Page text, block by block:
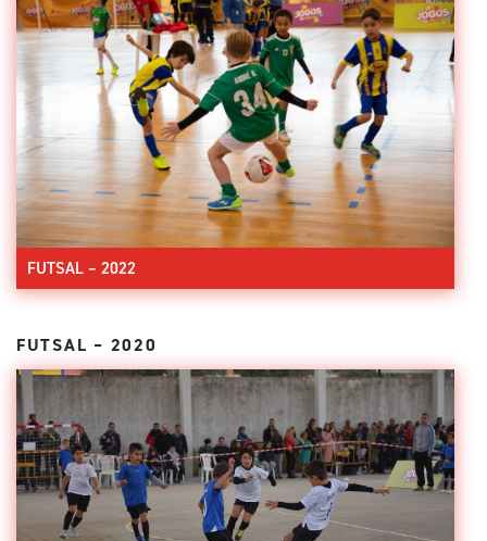
FUTSAL – 2022
FUTSAL – 2020